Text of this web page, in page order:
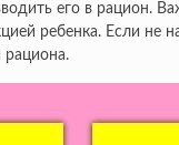
его в рацион.
ребенка. Если
рациона.